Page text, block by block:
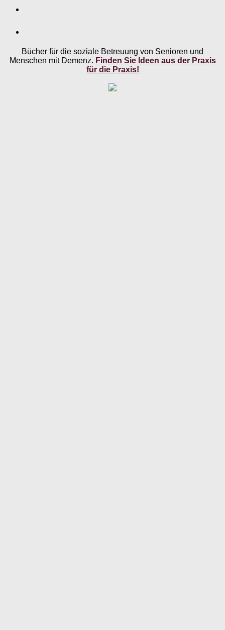
Bücher für die soziale Betreuung von Senioren und
Menschen mit Demenz. Finden Sie Ideen aus der Praxis
für die Praxis!